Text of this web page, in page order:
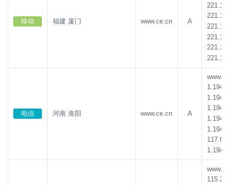
移动 福建 厦门 www.ce.cn A
电信 河南 洛阳 www.ce.cn A